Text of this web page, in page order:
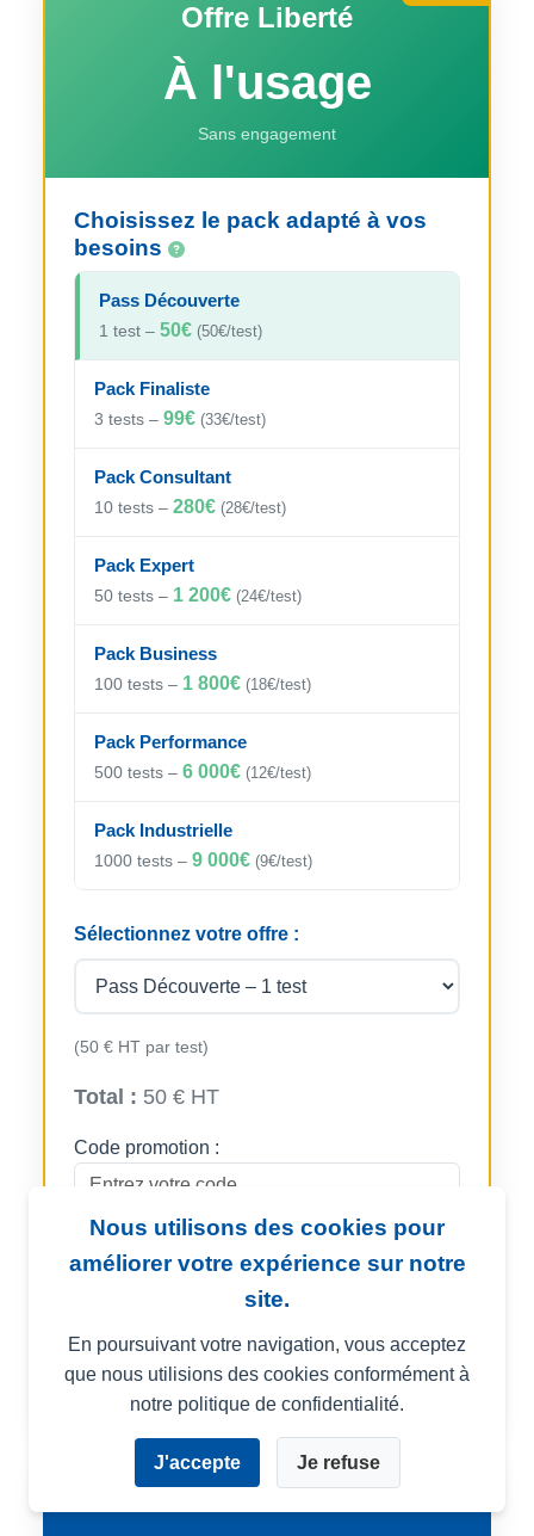
Nous utilisons des cookies pour
améliorer votre expérience sur notre
site.
En poursuivant votre navigation, vous acceptez
que nous utilisions des cookies conformément à
notre politique de confidentialité.
J'accepte Je refuse
Offre Liberté
À l'usage
Sans engagement
Choisissez le pack adapté à vos
besoins
Pass Découverte
1 test – 50€ (50€/test)
Pack Finaliste
3 tests – 99€ (33€/test)
Pack Consultant
10 tests – 280€ (28€/test)
Pack Expert
50 tests – 1 200€ (24€/test)
Pack Business
100 tests – 1 800€ (18€/test)
Pack Performance
500 tests – 6 000€ (12€/test)
Pack Industrielle
1000 tests – 9 000€ (9€/test)
Sélectionnez votre offre :
(50 € HT par test)
Total : 50 € HT
Code promotion :
Acheter en ligne
Google
Forfait SaaS